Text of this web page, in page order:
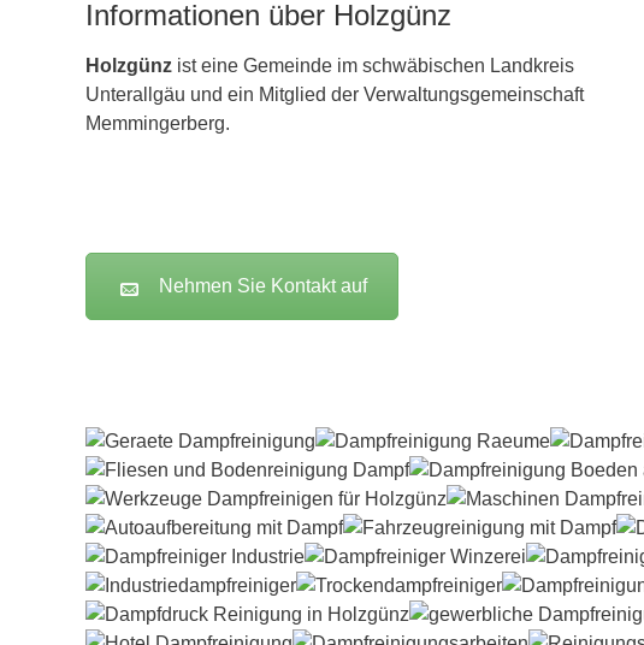
Informationen über Holzgünz
Holzgünz ist eine Gemeinde im schwäbischen Landkreis
Unterallgäu und ein Mitglied der Verwaltungsgemeinschaft
Memmingerberg.
Nehmen Sie Kontakt auf